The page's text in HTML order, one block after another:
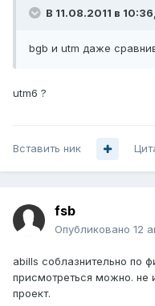
В 11.08.2011 в
bgb и utm даже
utm6 ?
Вставить ник
fsb
Опубликовано 12
abills соблазнительно по
присмотреться можно. не
проект.